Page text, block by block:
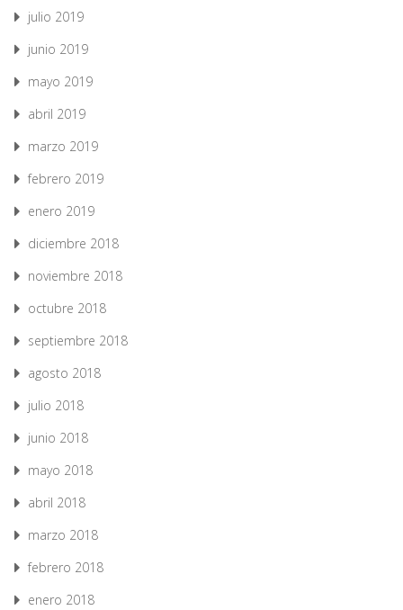
julio 2019
junio 2019
mayo 2019
abril 2019
marzo 2019
febrero 2019
enero 2019
diciembre 2018
noviembre 2018
octubre 2018
septiembre 2018
agosto 2018
julio 2018
junio 2018
mayo 2018
abril 2018
marzo 2018
febrero 2018
enero 2018